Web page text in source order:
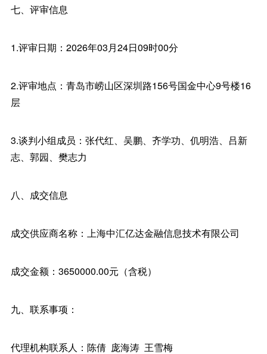
七、评审信息
1.评审日期：2026年03月24日09时00分
2.评审地点：青岛市崂山区深圳路156号国金中心9号楼16
层
3.谈判小组成员：张代红、吴鹏、齐学功、仉明浩、吕新
志、郭园、樊志力
八、成交信息
成交供应商名称：上海中汇亿达金融信息技术有限公司
成交金额：3650000.00元（含税）
九、联系事项：
代理机构联系人：陈倩 庞海涛 王雪梅